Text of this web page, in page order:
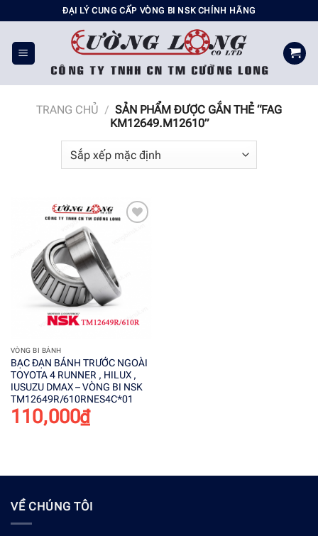
đến
nội
dung
ĐẠI LÝ CUNG CẤP VÒNG BI NSK CHÍNH HÃNG
TRANG CHỦ / SẢN PHẨM ĐƯỢC GẮN THẺ “FAG
KM12649.M12610”
VÒNG BI BÁNH
BẠC ĐẠN BÁNH TRƯỚC NGOÀI
TOYOTA 4 RUNNER , HILUX ,
IUSUZU DMAX – VÒNG BI NSK
TM12649R/610RNES4C*01
110,000₫
VỀ CHÚNG TÔI